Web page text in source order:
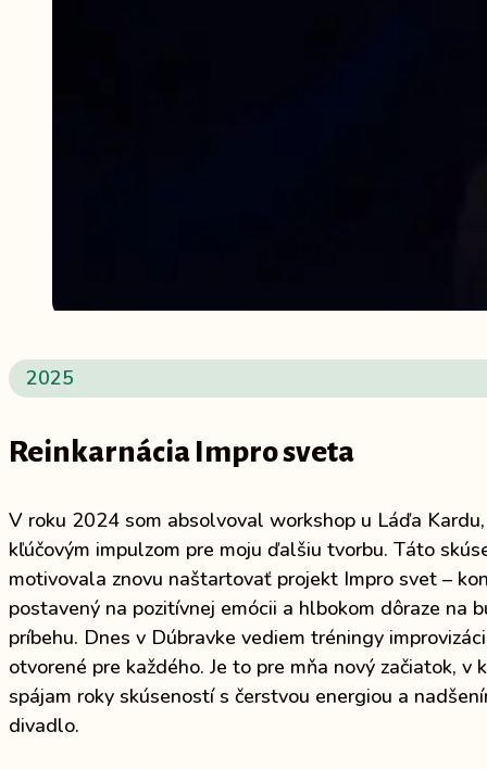
2025
Reinkarnácia Impro sveta
V roku 2024 som absolvoval workshop u Láďa
kľúčovým impulzom pre moju ďalšiu tvorbu. Táto
motivovala znovu naštartovať projekt Impro svet –
postavený na pozitívnej emócii a hlbokom dôraze na
príbehu. Dnes v Dúbravke vediem tréningy
otvorené pre každého. Je to pre mňa nový začiatok, v
spájam roky skúseností s čerstvou energiou a
divadlo.